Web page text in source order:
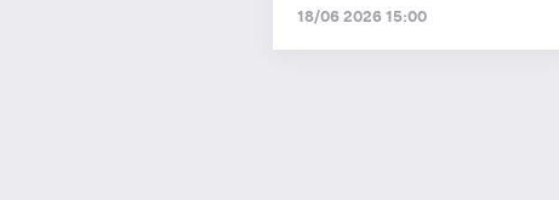
18/06 2026 15:00